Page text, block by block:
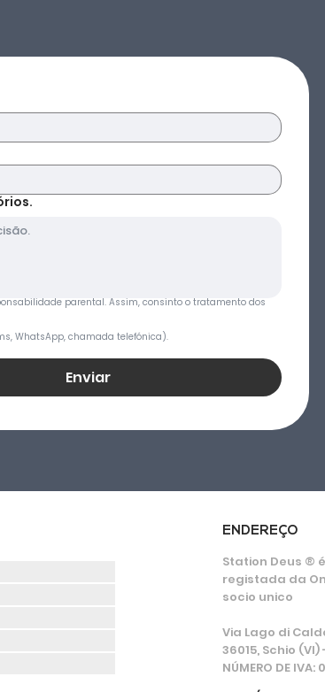
parental. Assim, consinto o tratamento dos
WhatsApp, chamada telefónica).
Enviar
ENDEREÇO
Station Deus ®
registada da
socio unico
Via Lago di
36015, Schio
NÚMERO DE